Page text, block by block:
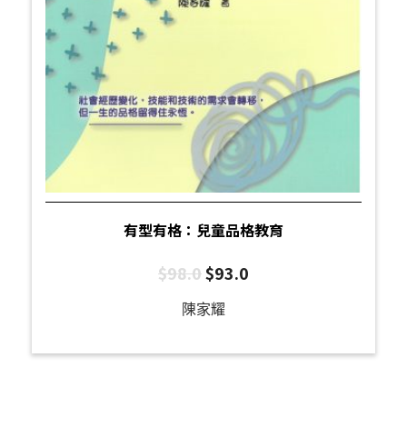
有型有格：兒童品格教育
$98.0$93.0
陳家耀